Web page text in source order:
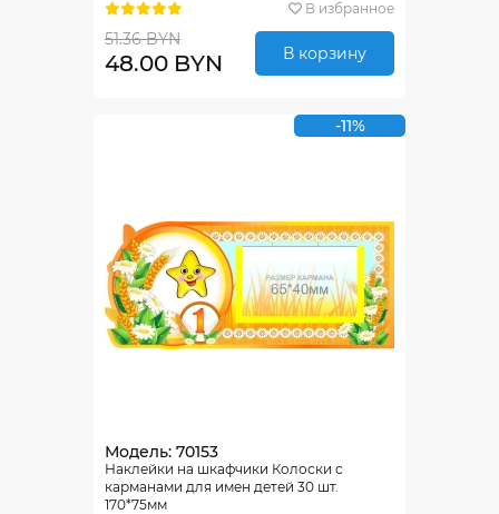
В избранное
51.36 BYN
48.00 BYN В корзину
-11%
Модель: 70153
Наклейки на шкафчики Колоски с
карманами для имен детей 30 шт.
170*75мм